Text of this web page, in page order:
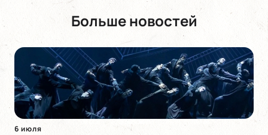
Больше новостей
6 июля